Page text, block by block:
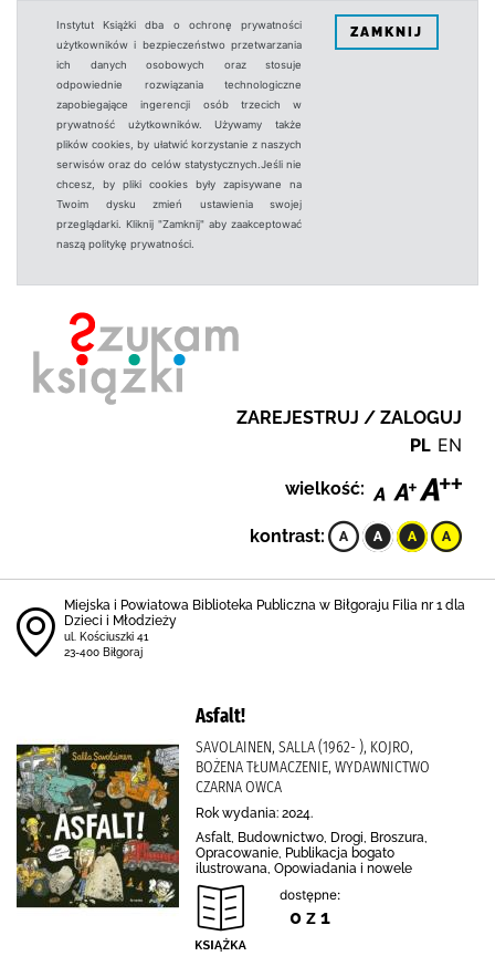
Instytut Książki dba o ochronę prywatności
użytkowników i bezpieczeństwo przetwarzania
ich danych osobowych oraz stosuje
odpowiednie rozwiązania technologiczne
zapobiegające ingerencji osób trzecich w
prywatność użytkowników. Używamy także
plików cookies, by ułatwić korzystanie z naszych
serwisów oraz do celów statystycznych.Jeśli nie
chcesz, by pliki cookies były zapisywane na
Twoim dysku zmień ustawienia swojej
przeglądarki. Kliknij "Zamknij" aby zaakceptować
naszą politykę prywatności.
ZAMKNIJ
ZAREJESTRUJ / ZALOGUJ
PL EN
wielkość:
kontrast:
Miejska i Powiatowa Biblioteka Publiczna w Biłgoraju Filia nr 1 dla
Dzieci i Młodzieży
ul. Kościuszki 41
23-400 Biłgoraj
Asfalt!
SAVOLAINEN, SALLA (1962- ), KOJRO,
BOŻENA TŁUMACZENIE, WYDAWNICTWO
CZARNA OWCA
Rok wydania: 2024.
Asfalt, Budownictwo, Drogi, Broszura,
Opracowanie, Publikacja bogato
ilustrowana, Opowiadania i nowele
dostępne:
0 z 1